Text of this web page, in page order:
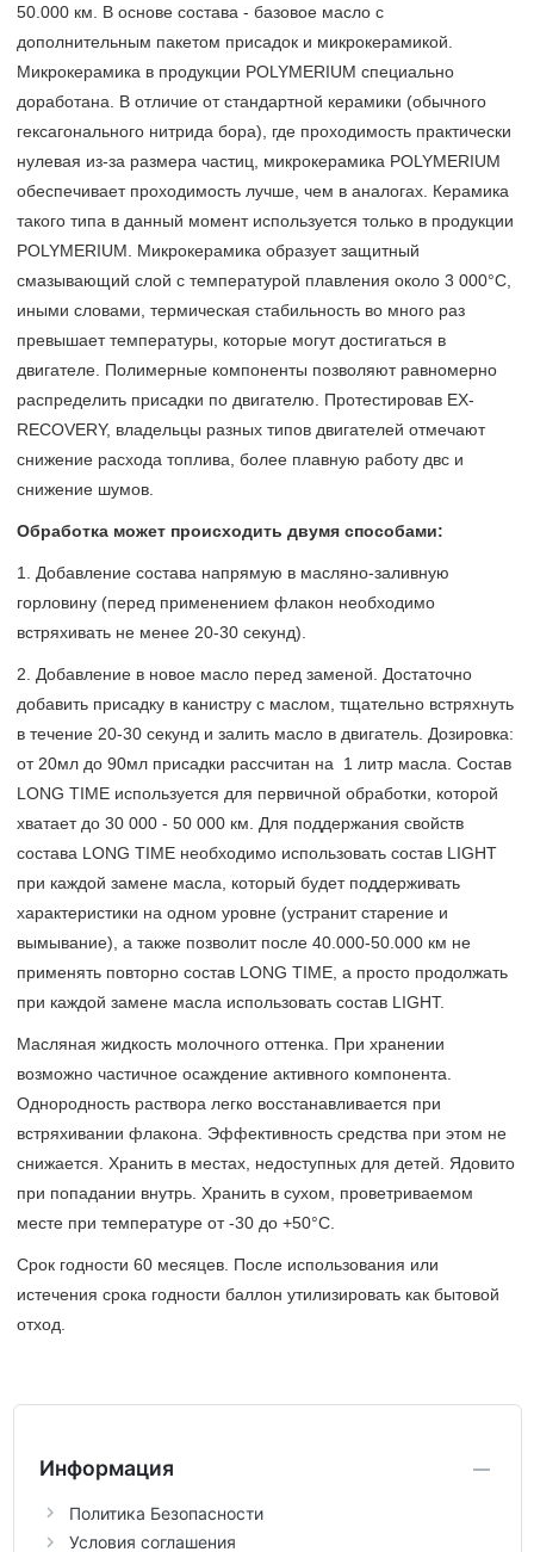
50.000 км. В основе состава - базовое масло с
дополнительным пакетом присадок и микрокерамикой.
Микрокерамика в продукции POLYMERIUM специально
доработана. В отличие от стандартной керамики (обычного
гексагонального нитрида бора), где проходимость практически
нулевая из-за размера частиц, микрокерамика POLYMERIUM
обеспечивает проходимость лучше, чем в аналогах. Керамика
такого типа в данный момент используется только в продукции
POLYMERIUM. Микрокерамика образует защитный
смазывающий слой с температурой плавления около 3 000°С,
иными словами, термическая стабильность во много раз
превышает температуры, которые могут достигаться в
двигателе. Полимерные компоненты позволяют равномерно
распределить присадки по двигателю. Протестировав EX-
RECOVERY, владельцы разных типов двигателей отмечают
снижение расхода топлива, более плавную работу двс и
снижение шумов.
Обработка может происходить двумя способами:
1. Добавление состава напрямую в масляно-заливную
горловину (перед применением флакон необходимо
встряхивать не менее 20-30 секунд).
2. Добавление в новое масло перед заменой. Достаточно
добавить присадку в канистру с маслом, тщательно встряхнуть
в течение 20-30 секунд и залить масло в двигатель. Дозировка:
от 20мл до 90мл присадки рассчитан на 1 литр масла. Состав
LONG TIME используется для первичной обработки, которой
хватает до 30 000 - 50 000 км. Для поддержания свойств
состава LONG TIME необходимо использовать состав LIGHT
при каждой замене масла, который будет поддерживать
характеристики на одном уровне (устранит старение и
вымывание), а также позволит после 40.000-50.000 км не
применять повторно состав LONG TIME, а просто продолжать
при каждой замене масла использовать состав LIGHT.
Масляная жидкость молочного оттенка. При хранении
возможно частичное осаждение активного компонента.
Однородность раствора легко восстанавливается при
встряхивании флакона. Эффективность средства при этом не
снижается. Хранить в местах, недоступных для детей. Ядовито
при попадании внутрь. Хранить в сухом, проветриваемом
месте при температуре от -30 до +50°С
Срок годности 60 месяцев. После использования или
истечения срока годности баллон утилизировать как бытовой
отход.
Информация
Политика Безопасности
Условия соглашения